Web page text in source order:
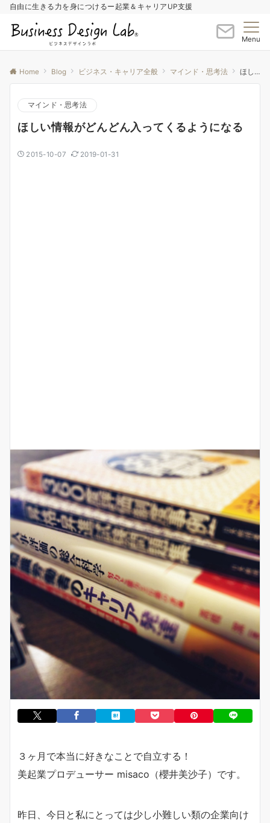
自由に生きる力を身につけるー起業＆キャリアUP支援
Menu
Home Blog ビジネス・キャリア全般 マインド・思考法 ほしい情報がどんどん入ってくるようになる
マインド・思考法
ほしい情報がどんどん入ってくるようになる
2015-10-07 2019-01-31
３ヶ月で本当に好きなことで自立する！
美起業プロデューサー misaco（櫻井美沙子）です。
昨日、今日と私にとっては少し小難しい類の企業向け